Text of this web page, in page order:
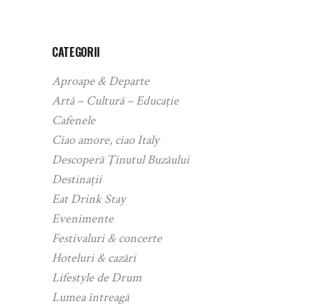
CATEGORII
Aproape & Departe
Artă – Cultură – Educație
Cafenele
Ciao amore, ciao Italy
Descoperă Ținutul Buzăului
Destinații
Eat Drink Stay
Evenimente
Festivaluri & concerte
Hoteluri & cazări
Lifestyle de Drum
Lumea întreagă